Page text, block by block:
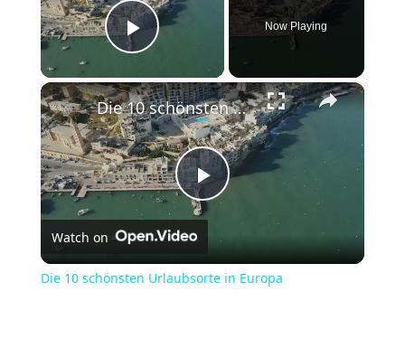
Play Video
Now Playing
×
P
l
Die 10 schönsten Urlaubsorte in Europa
Watch on
Die 10 schönsten Urlaubsorte in Europa